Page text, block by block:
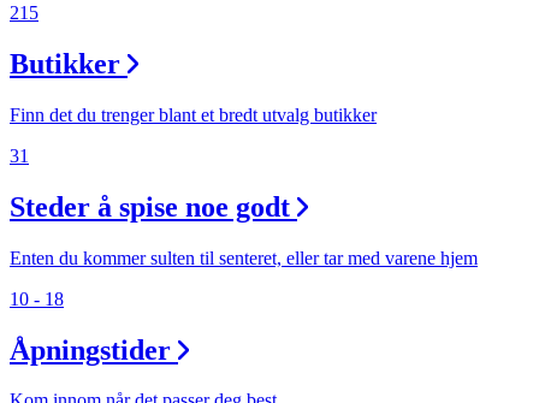
215
Butikker
Finn det du trenger blant et bredt utvalg butikker
31
Steder å spise noe godt
Enten du kommer sulten til senteret, eller tar med varene hjem
10 - 18
Åpningstider